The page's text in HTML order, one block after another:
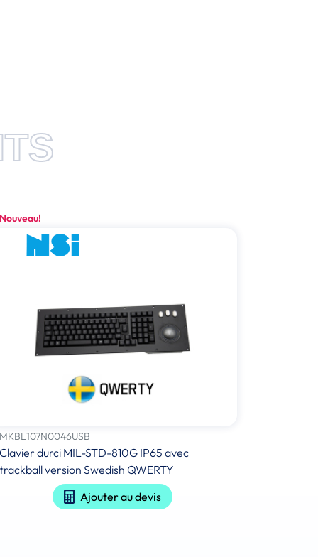
Nouveau!
MKBL107N0046USB
Clavier durci MIL-STD-810G IP65 avec
trackball version Swedish QWERTY
Ajouter au devis